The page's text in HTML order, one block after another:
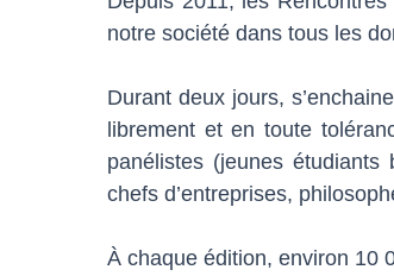
notre société dans tous les
Durant deux jours,
librement et en toute
panélistes (jeunes
chefs d’entreprises,
À chaque édition, environ 10